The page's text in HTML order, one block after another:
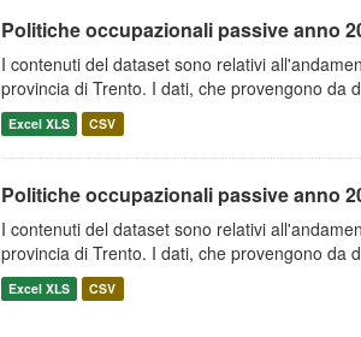
Politiche occupazionali passive anno
I contenuti del dataset sono relativi
provincia di Trento. I dati, che provengono da
Excel XLS CSV
Politiche occupazionali passive anno
I contenuti del dataset sono relativi
provincia di Trento. I dati, che provengono da
Excel XLS CSV